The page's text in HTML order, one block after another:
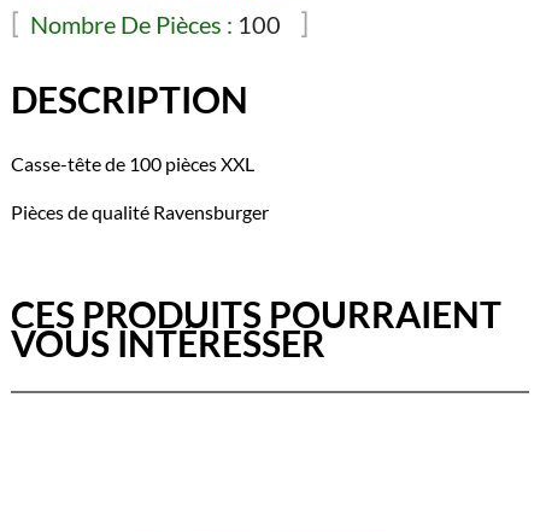
Nombre De Pièces : 100
DESCRIPTION
Casse-tête de 100 pièces XXL
Pièces de qualité Ravensburger
CES PRODUITS POURRAIENT
VOUS INTÉRESSER